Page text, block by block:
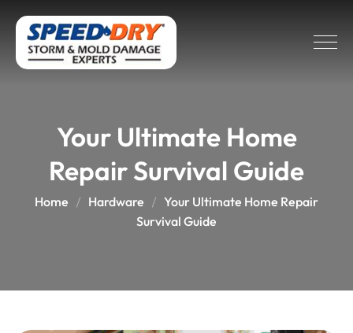
Your Ultimate Home
Repair Survival Guide
Home Hardware
Your Ultimate Home Repair
Survival Guide